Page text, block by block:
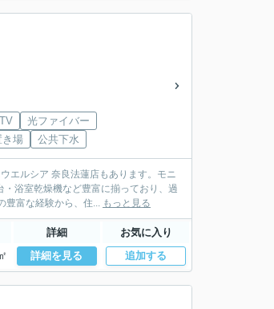
光ファイバー
き場
公共下水
エルシア 奈良法蓮店もあります。モニ
浴室乾燥機など豊富に揃っており、過
豊富な経験から、住... もっと見る
詳細 お気に入り
詳細を見る 追加する